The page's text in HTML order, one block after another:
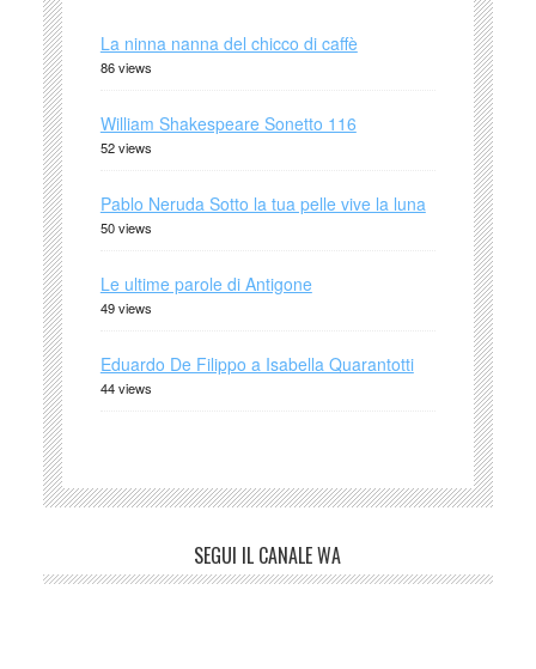
La ninna nanna del chicco di caffè
86 views
William Shakespeare Sonetto 116
52 views
Pablo Neruda Sotto la tua pelle vive la luna
50 views
Le ultime parole di Antigone
49 views
Eduardo De Filippo a Isabella Quarantotti
44 views
SEGUI IL CANALE WA